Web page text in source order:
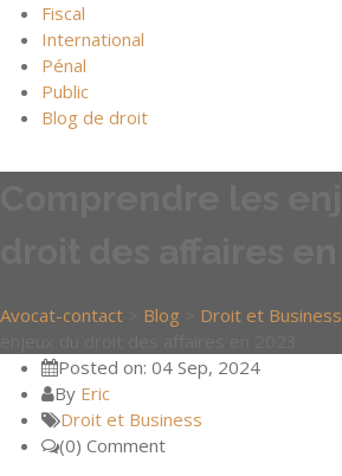
Fiscal
International
Pénal
Public
Blog de droit
Avocat-contact Blog Droit et Business
Posted on: 04 Sep, 2024
By Eric
Droit et Business
(0) Comment